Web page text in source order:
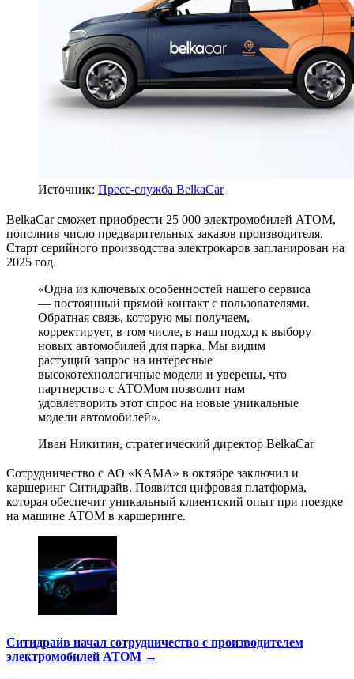
Источник: Пресс-служба BelkaCar
BelkaCar сможет приобрести 25 000 электромобилей АТОМ,
пополнив число предварительных заказов производителя.
Старт серийного производства электрокаров запланирован на
2025 год.
«Одна из ключевых особенностей нашего сервиса
— постоянный прямой контакт с пользователями.
Обратная связь, которую мы получаем,
корректирует, в том числе, в наш подход к выбору
новых автомобилей для парка. Мы видим
растущий запрос на интересные
высокотехнологичные модели и уверены, что
партнерство с АТОМом позволит нам
удовлетворить этот спрос на новые уникальные
модели автомобилей».
Иван Никитин, стратегический директор BelkaCar
Сотрудничество с АО «КАМА» в октябре заключил и
каршеринг Ситидрайв. Появится цифровая платформа,
которая обеспечит уникальный клиентский опыт при поездке
на машине АТОМ в каршеринге.
Ситидрайв начал сотрудничество с производителем
электромобилей АТОМ →